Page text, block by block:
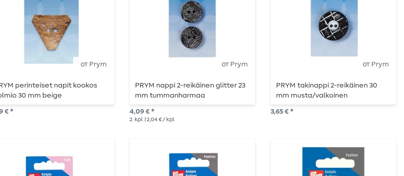
от Prym
perinteiset napit kookos
30 mm beige
€ *
от Prym
PRYM nappi 2-reikäinen glitter 23
mm tummanharmaa
4,09 € *
2 kpl | 2,04 € / kpl
от Prym
PRYM takinappi 2-reikäinen 30
mm musta/valkoinen
3,65 € *